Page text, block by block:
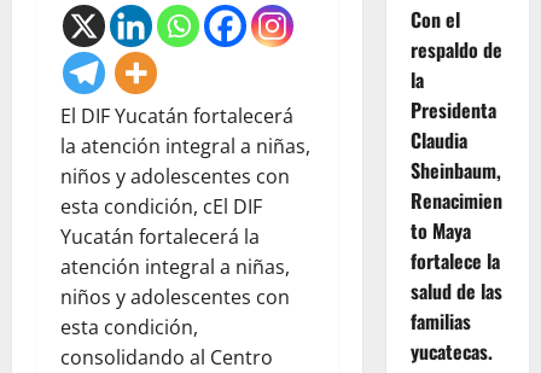
El DIF Yucatán fortalecerá
la atención integral a niñas,
niños y adolescentes con
esta condición, cEl DIF
Yucatán fortalecerá la
atención integral a niñas,
niños y adolescentes con
esta condición,
consolidando al Centro
Con el
respaldo de
la
Presidenta
Claudia
Sheinbaum,
Renacimien
to Maya
fortalece la
salud de las
familias
yucatecas.